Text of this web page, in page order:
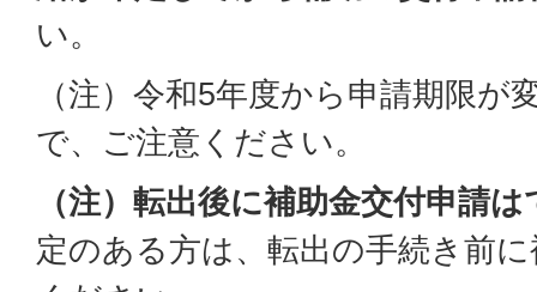
い。
（注）令和5年度から申請期限が
で、ご注意ください。
（注）転出後に補助金交付申請
定のある方は、転出の手続き前